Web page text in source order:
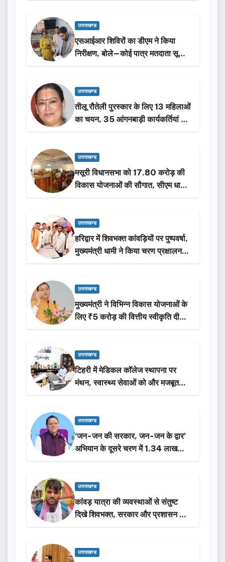
उत्तराखण्ड
एसआईआर शिविरों का डीएम ने किया
निरीक्षण, बोले—कोई पात्र मतदाता सूची
से न छूटे…
उत्तराखण्ड
तीलू रौतेली पुरस्कार के लिए 13 महिलाओं
का चयन, 35 आंगनबाड़ी कार्यकर्तियां भी
होंगी सम्मानित…
उत्तराखण्ड
मसूरी विधानसभा को 17.80 करोड़ की
विकास योजनाओं की सौगात, सीएम धामी
ने किया लोकार्पण-शिलान्यास.
उत्तराखण्ड
हरिद्वार में शिवभक्त कांवड़ियों पर पुष्पवर्षा,
मुख्यमंत्री धामी ने किया चरण प्रक्षालन…
उत्तराखण्ड
मुख्यमंत्री ने विभिन्न विकास योजनाओं के
लिए ₹5 करोड़ की वित्तीय स्वीकृति दी…
उत्तराखण्ड
टिहरी में मेडिकल कॉलेज स्थापना पर
मंथन, स्वास्थ्य सेवाओं को और मजबूत
करेगी सरकार: मुख्यमंत्री धामी…
उत्तराखण्ड
‘जन-जन की सरकार, जन-जन के द्वार’
अभियान के दूसरे चरण में 1.34 लाख
लोगों की भागीदारी…
उत्तराखण्ड
कांवड़ यात्रा की व्यवस्थाओं से संतुष्ट
दिखे शिवभक्त, सरकार और प्रशासन की
सराहना…
उत्तराखण्ड